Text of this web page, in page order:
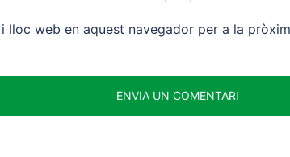
lloc web en aquest navegador per a la